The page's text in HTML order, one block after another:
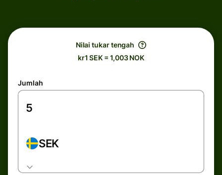
Nilai tukar tengah
kr1 SEK = 1,003 NOK
Jumlah
SEK